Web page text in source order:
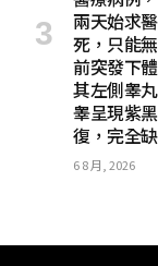
兩天始求
死，只能
前突發下
其左側睾
睾呈現紫
復，完全
6 8 月, 2026